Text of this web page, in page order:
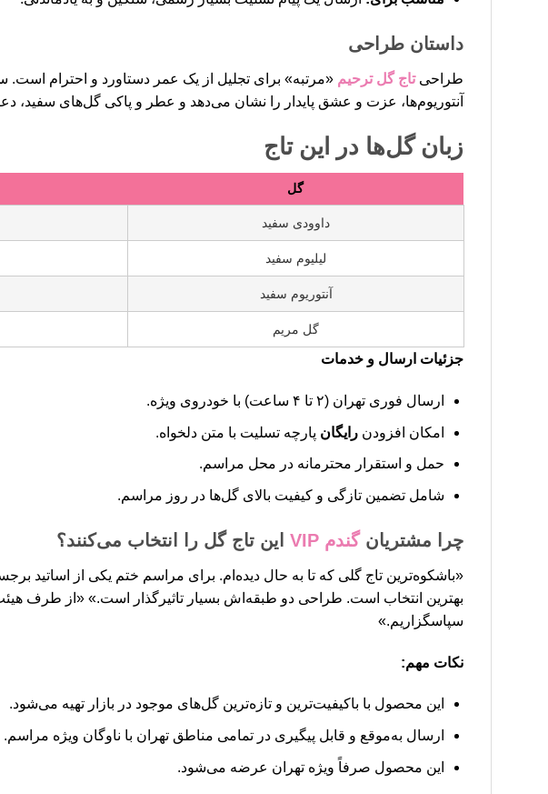
داستان طراحی
طراحیتاج گل ترحیم «مرتبه» برای تجلیل از یک عمر دستاورد و احترام است.
آنتوریوم‌ها، عزت و عشق پایدار را نشان می‌دهد و عطر و پاکی گل‌های سفید،
زبان گل‌ها در این تاج
گل
داوودی سفید
لیلیوم سفید
آنتوریوم سفید
گل مریم
جزئیات ارسال و خدمات
ارسال فوری تهران (۲ تا ۴ ساعت) با خودروی ویژه.
امکان افزودن رایگان پارچه تسلیت با متن دلخواه.
حمل و استقرار محترمانه در محل مراسم.
شامل تضمین تازگی و کیفیت بالای گل‌ها در روز مراسم.
چرا مشتریانگندم VIP این تاج گل را انتخاب می‌کنند؟
«باشکوه‌ترین تاج گلی که تا به حال دیده‌ام. برای مراسم ختم یکی از اساتید
بهترین انتخاب است. طراحی دو طبقه‌اش بسیار تاثیرگذار است.» «از طرف
سپاسگزاریم.»
نکات مهم:
این محصول با باکیفیت‌ترین و تازه‌ترین گل‌های موجود در بازار تهیه می‌شود.
ارسال به‌موقع و قابل پیگیری در تمامی مناطق تهران با ناوگان ویژه مراسم.
این محصول صرفاً ویژه تهران عرضه می‌شود.